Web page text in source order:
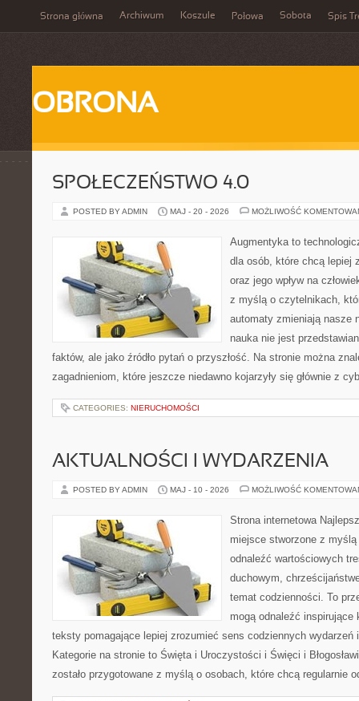
Strona główna Archiwum Koszule Połowa Sobota Spis
OBRONA
SPOŁECZEŃSTWO 4.0
POSTED BY ADMIN MAJ - 20 - 2026 MOŻLIWOŚĆ
Augmentyka to
dla osób, które chcą lepiej
oraz jego wpływ na
z myślą o czytelnikach,
automaty zmieniają nasze
nauka nie jest
faktów, ale jako źródło pytań o przyszłość. Na stronie można
zagadnieniom, które jeszcze niedawno kojarzyły się głównie z
CATEGORIES: NIERUCHOMOŚCI
AKTUALNOŚCI I WYDARZENIA
POSTED BY ADMIN MAJ - 10 - 2026 MOŻLIWOŚĆ
Strona internetowa
miejsce stworzone z
odnaleźć wartościowych
duchowym,
temat codzienności. To
mogą odnaleźć inspirujące
teksty pomagające lepiej zrozumieć sens codziennych wydarzeń
Kategorie na stronie to Święta i Uroczystości i Święci i
zostało przygotowane z myślą o osobach, które chcą regularnie